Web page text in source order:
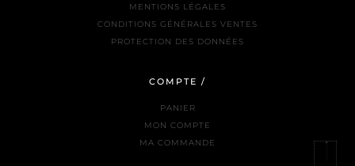
MENTIONS LÉGALES
CONDITIONS GÉNÉRALES VENTES
PROTECTION DES DONNÉES
COMPTE /
PANIER
MON COMPTE
MA COMMANDE